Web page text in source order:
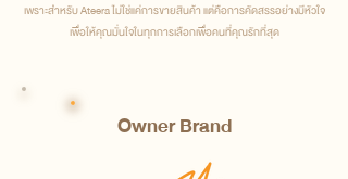
เพราะสำหรับ Ateera ไม่ใช่แค่การขายสินค้า แต่คือการคัดสรรอย่างมีหัวใจ
เพื่อให้คุณมั่นใจในทุกการเลือกเพื่อคนที่คุณรักที่สุด
Owner Brand